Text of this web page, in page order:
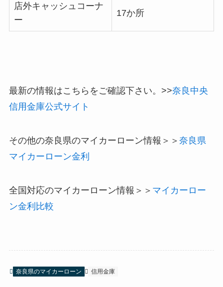
店外キャッシュコーナ
ー
17か所
最新の情報はこちらをご確認下さい。>>奈良中央
信用金庫公式サイト
その他の奈良県のマイカーローン情報＞＞ 奈良県
マイカーローン金利
全国対応のマイカーローン情報＞＞ マイカーロー
ン金利比較
奈良県のマイカーローン 信用金庫